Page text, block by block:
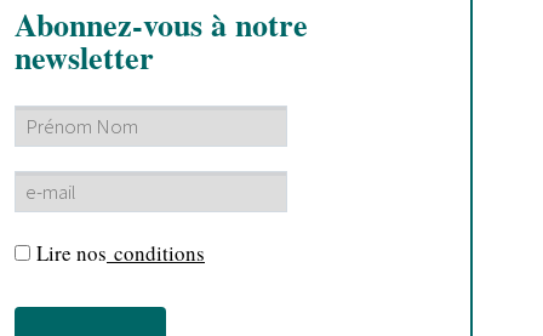
Abonnez-vous à notre
newsletter
Lire nos conditions